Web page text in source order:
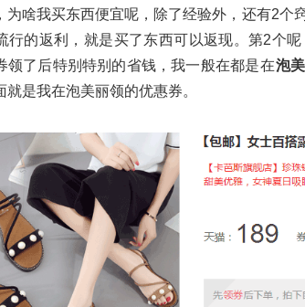
为啥我买东西便宜呢，除了经验外，还有2个
行的返利，就是买了东西可以返现。第2个
领了后特别特别的省钱，我一般在都是在泡
就是我在泡美丽领的优惠券。